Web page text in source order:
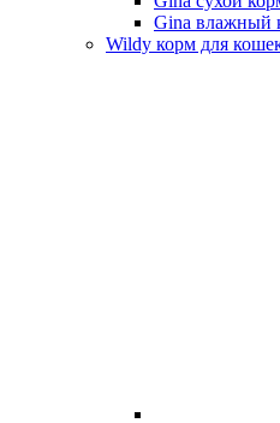
Gina влажный
Wildy корм для